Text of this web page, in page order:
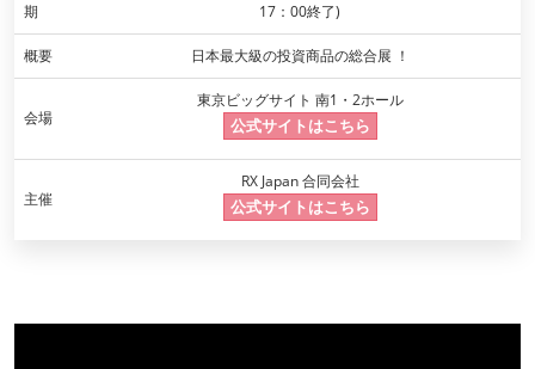
期
17：00終了)
概要 日本最大級の投資商品の総合展 ！
会場
東京ビッグサイト 南1・2ホール
公式サイトはこちら
主催
RX Japan 合同会社
公式サイトはこちら